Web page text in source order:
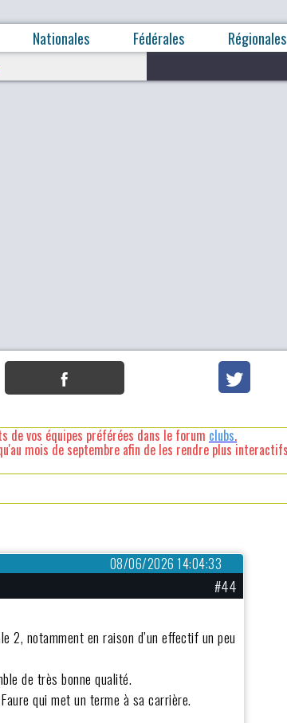
Nationales Fédérales Régionales
de vos équipes préférées dans le forum clubs.
mois de septembre afin de les rendre plus
08/06/2026 14:04:33
#44
2, notamment en raison d’un effectif un peu
de très bonne qualité.
qui met un terme à sa carrière.